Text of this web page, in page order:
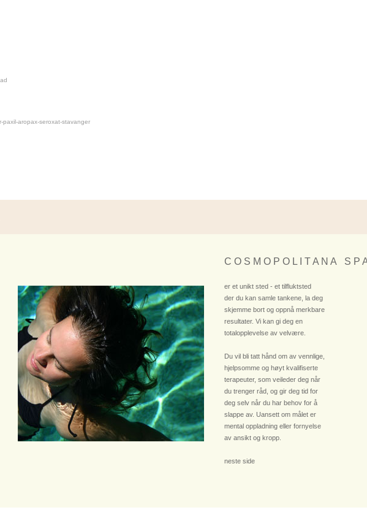
aropax-seroxat-stavanger
C O S M O P O L I T A N A S P
er et unikt sted - et tilfluktsted
der du kan samle tankene, la deg
skjemme bort og oppnå merkbare
resultater. Vi kan gi deg en
totalopplevelse av velvære.
Du vil bli tatt hånd om av vennlige,
hjelpsomme og høyt kvalifiserte
terapeuter, som veileder deg når
du trenger råd, og gir deg tid for
deg selv når du har behov for å
slappe av. Uansett om målet er
mental oppladning eller fornyelse
av ansikt og kropp.
neste side